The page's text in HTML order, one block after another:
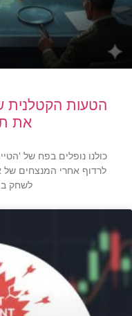
הטעות הקטלנית
את
כולנו נופלים בפח של
לרדוף אחרי המנצחים
לשחק